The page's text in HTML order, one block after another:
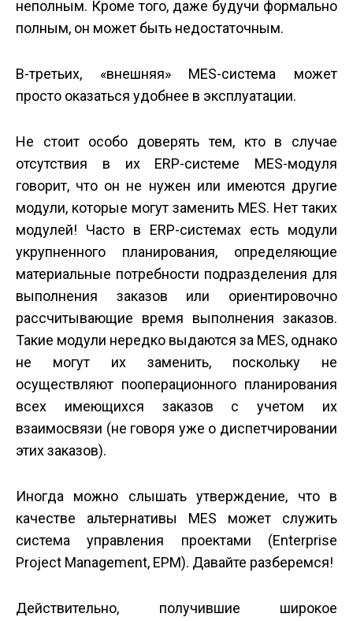
неполным. Кроме того, даже будучи формально
полным, он может быть недостаточным.
В-третьих, «внешняя» MES-система может
просто оказаться удобнее в эксплуатации.
Не стоит особо доверять тем, кто в случае
отсутствия в их ERP-системе MES-модуля
говорит, что он не нужен или имеются другие
модули, которые могут заменить MES. Нет таких
модулей! Часто в ERP-системах есть модули
укрупненного планирования, определяющие
материальные потребности подразделения для
выполнения заказов или ориентировочно
рассчитывающие время выполнения заказов.
Такие модули нередко выдаются за MES, однако
не могут их заменить, поскольку не
осуществляют пооперационного планирования
всех имеющихся заказов с учетом их
взаимосвязи (не говоря уже о диспетчировании
этих заказов).
Иногда можно слышать утверждение, что в
качестве альтернативы MES может служить
система управления проектами (Enterprise
Project Management, EPM). Давайте разберемся!
Действительно, получившие широкое